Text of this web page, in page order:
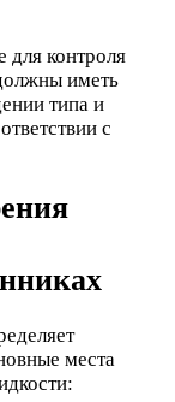
контроля
иметь
типа и
с
места